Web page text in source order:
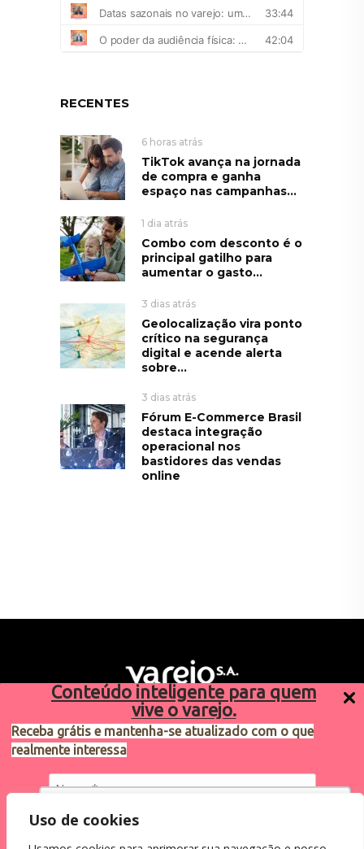
Conteúdo inteligente para quem
vive o varejo.
Receba grátis e mantenha-se atualizado com o que
realmente interessa
Utilizamos cookies para oferecer melhor
Uso de cookies
RECENTES
6 horas atrás
TikTok avança na jornada
de compra e ganha
espaço nas campanhas...
1 dia atrás
Combo com desconto é o
principal gatilho para
aumentar o gasto...
3 dias atrás
Geolocalização vira ponto
crítico na segurança
digital e acende alerta
sobre...
3 dias atrás
Fórum E-Commerce Brasil
destaca integração
operacional nos
bastidores das vendas
online
Sugestões de pauta
varejosa@cndl.org.br